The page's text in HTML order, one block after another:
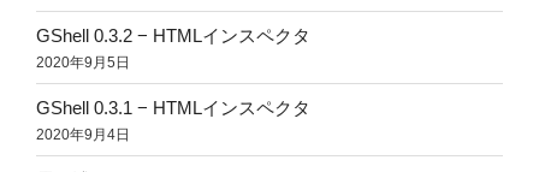
GShell 0.3.2 − HTMLインスペクタ
2020年9月5日
GShell 0.3.1 − HTMLインスペクタ
2020年9月4日